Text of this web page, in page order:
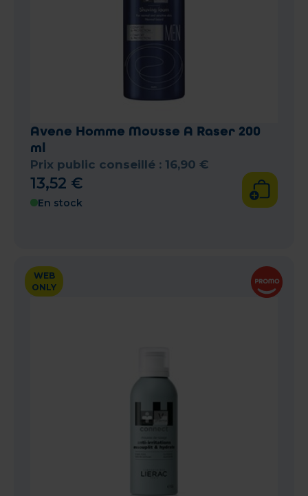
Avene Homme Mousse A Raser 200
ml
Prix public conseillé : 16,90 €
13,52 €
En stock
WEB
ONLY